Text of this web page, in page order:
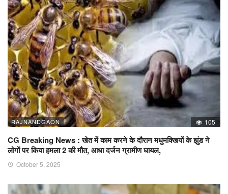
RAJNANDGAON 105
CG Breaking News : खेत में काम करने के दौरान मधुमक्खियों के झुंड ने
लोगों पर किया हमला 2 की मौत, आधा दर्जन ग्रामीण घायल,
October 5, 2025